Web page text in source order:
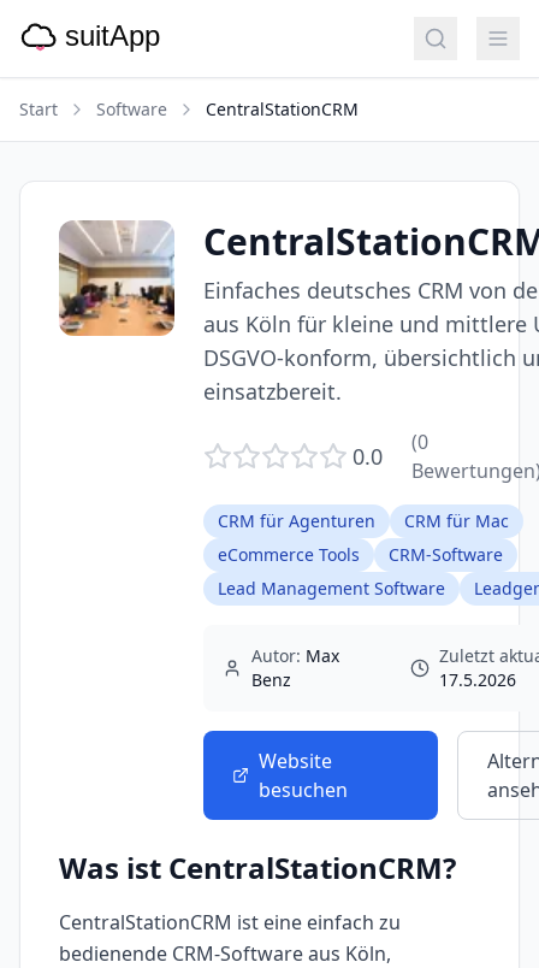
Start Software CentralStationCRM
Einfaches deutsches CRM von
aus Köln für kleine und mittlere
DSGVO-konform, übersichtlich
einsatzbereit.
0.0 (0
CRM für Agenturen
CRM für Mac
eCommerce Tools
CRM-Software
Lead Management Software
Autor: Max
Benz
Zuletzt
17.5.2026
Website
besuchen
Was ist CentralStationCRM?
CentralStationCRM ist eine einfach zu
bedienende CRM-Software aus Köln,